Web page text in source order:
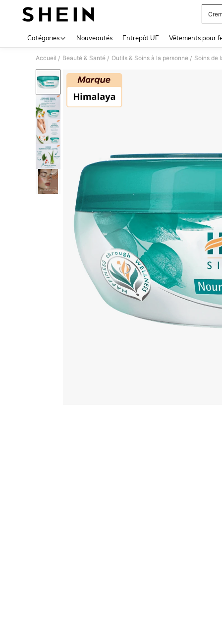
Catégories Nouveautés Entrepôt UE Vêtements pour
Accueil / Beauté & Santé / Outils & Soins à la personne / Soins de